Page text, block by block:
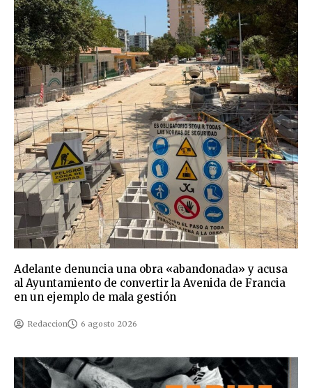
Adelante denuncia una obra «abandonada» y acusa
al Ayuntamiento de convertir la Avenida de Francia
en un ejemplo de mala gestión
Redaccion 6 agosto 2026